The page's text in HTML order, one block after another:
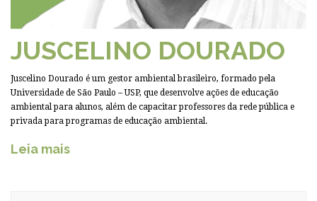
JUSCELINO DOURADO
Juscelino Dourado é um gestor ambiental brasileiro, formado pela
Universidade de São Paulo – USP, que desenvolve ações de educação
ambiental para alunos, além de capacitar professores da rede pública e
privada para programas de educação ambiental.
Leia mais